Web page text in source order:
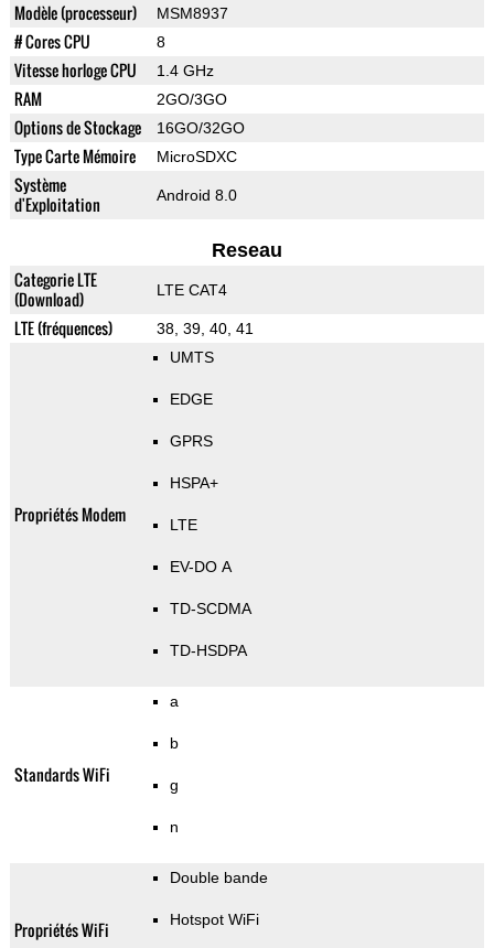
Modèle (processeur) MSM8937
# Cores CPU 8
Vitesse horloge CPU 1.4 GHz
RAM 2GO/3GO
Options de Stockage 16GO/32GO
Type Carte Mémoire MicroSDXC
Système
d'Exploitation
Android 8.0
Reseau
Categorie LTE
(Download)
LTE CAT4
LTE (fréquences) 38, 39, 40, 41
Propriétés Modem
UMTS
EDGE
GPRS
HSPA+
LTE
EV-DO A
TD-SCDMA
TD-HSDPA
Standards WiFi
a
b
g
n
Propriétés WiFi
Double bande
Hotspot WiFi